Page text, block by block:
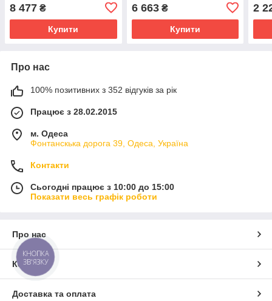
BP-240 + Зарядний
пристрій FC-
8 477 ₴
Купити
ULTRA + Акумуляторна
батарея BP-240 +
6 663₴
Купити
2
Про нас
100% позитивних з 352 відгуків за рік
Працює з 28.02.2015
м. Одеса
Фонтанскька дорога 39, Одеса, Україна
Контакти
Сьогодні працює з 10:00 до 15:00
Показати весь графік роботи
Про нас
Контакти
Доставка та оплата
КНОПКА
ЗВ'ЯЗКУ